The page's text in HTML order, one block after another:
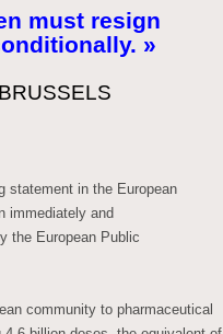
must resign
»
statement in the European
immediately and
the European Public
community to pharmaceutical